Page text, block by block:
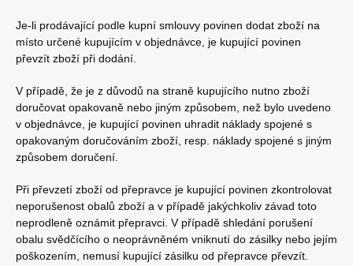
Je-li prodávající podle kupní smlouvy povinen dodat zboží na
místo určené kupujícím v objednávce, je kupující povinen
převzít zboží při dodání.
V případě, že je z důvodů na straně kupujícího nutno zboží
doručovat opakovaně nebo jiným způsobem, než bylo uvedeno
v objednávce, je kupující povinen uhradit náklady spojené s
opakovaným doručováním zboží, resp. náklady spojené s jiným
způsobem doručení.
Při převzetí zboží od přepravce je kupující povinen zkontrolovat
neporušenost obalů zboží a v případě jakýchkoliv závad toto
neprodleně oznámit přepravci. V případě shledání porušení
obalu svědčícího o neoprávněném vniknutí do zásilky nebo jejím
poškozením, nemusí kupující zásilku od přepravce převzít.